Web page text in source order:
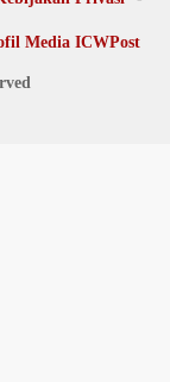
Media ICWPost